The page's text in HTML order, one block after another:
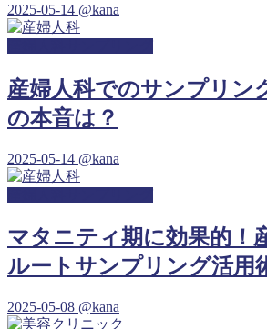
2025-05-14 @kana
産婦人科でのサンプリン
の本音は？
2025-05-14 @kana
マタニティ期に効果的！
ルートサンプリング活用
2025-05-08 @kana